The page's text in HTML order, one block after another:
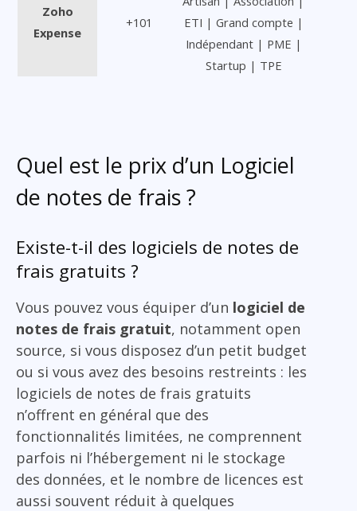
Zoho
Expense
+101
ETI | Grand compte |
Indépendant | PME |
Startup | TPE
Quel est le prix d’un Logiciel
de notes de frais ?
Existe-t-il des logiciels de notes de
frais gratuits ?
Vous pouvez vous équiper d’un logiciel de
notes de frais gratuit, notamment open
source, si vous disposez d’un petit budget
ou si vous avez des besoins restreints : les
logiciels de notes de frais gratuits
n’offrent en général que des
fonctionnalités limitées, ne comprennent
parfois ni l’hébergement ni le stockage
des données, et le nombre de licences est
aussi souvent réduit à quelques